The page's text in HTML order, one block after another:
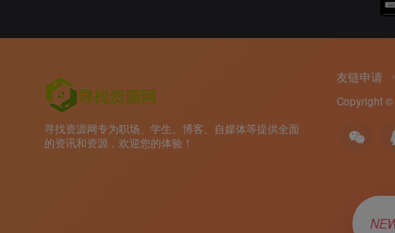
寻找资源网专为职场、学生、博客、自媒体等提供全面
的资讯和资源，欢迎您的体验！
友链申请
Copyright ©